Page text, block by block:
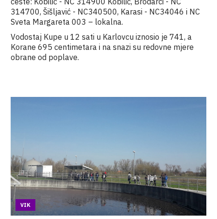
314700, Šišljavić - NC340500, Karasi - NC34046 i NC
Sveta Margareta 003 – lokalna.
Vodostaj Kupe u 12 sati u Karlovcu iznosio je 741, a
Korane 695 centimetara i na snazi su redovne mjere
obrane od poplave.
VIK